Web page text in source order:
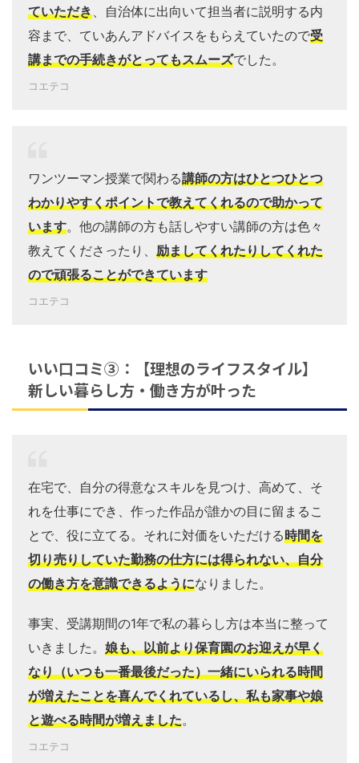
ていただき 、自治体に出向いて担当者に説明する内
容まで、ていあんアドバイスをもらえていたので受
講までの手続きがとってもスムーズでした。
コエテコ
ワンツーマン授業で関わる講師の方はひとつひとつ
わかりやすくポイントで教えてくれるので助かって
います。他の講師の方も話しやすい講師の方は色々
教えてくださったり、 励ましてくれたりしてくれた
ので頑張ることができています
コエテコ
いい口コミ③：【理想のライフスタイル】
新しい暮らし方・働き方が叶った
在宅で、自分の得意なスキルを見つけ、高めて、そ
れを仕事にでき、作った作品が誰かの目に留まるこ
とで、役に立てる。それに対価をいただける時間を
切り売りしていた勤務の仕方には得られない、自分
の働き方を意識できるようになりました。
事実、受講期間の1年で私の暮らし方は本当に整って
いきました。 娘も、以前より保育園のお迎えが早く
なり（いつも一番最後だった）一緒にいられる時間
が増えたことを喜んでくれているし、私も家事や娘
と遊べる時間が増えました。
コエテコ